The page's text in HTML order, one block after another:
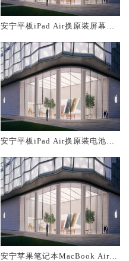
安宁平板iPad Air换原装屏幕服
安宁平板iPad Air换原装电池维
安宁苹果笔记本MacBook Air换